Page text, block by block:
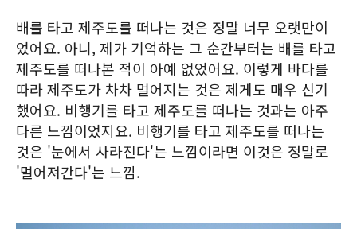
배를 타고 제주도를 떠나는 것은 정말 너무 오랫만이
었어요. 아니, 제가 기억하는 그 순간부터는 배를 타고
제주도를 떠나본 적이 아예 없었어요. 이렇게 바다를
따라 제주도가 차차 멀어지는 것은 제게도 매우 신기
했어요. 비행기를 타고 제주도를 떠나는 것과는 아주
다른 느낌이었지요. 비행기를 타고 제주도를 떠나는
것은 '눈에서 사라진다'는 느낌이라면 이것은 정말로
'멀어져간다'는 느낌.